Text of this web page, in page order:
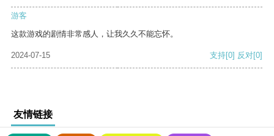
游客
这款游戏的剧情非常感人，让我久久不能忘怀。
2024-07-15 支持[0] 反对[0]
友情链接